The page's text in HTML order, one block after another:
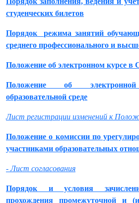
студенческих билетов
Порядок режима занятий
среднего профессионального и
Положение об электронном курсе
Положение об электронной
образовательной среде
Лист регистрации изменений к
Положение о комиссии по
участниками образовательных
- Лист согласования
Порядок и условия
прохождения промежуточной и